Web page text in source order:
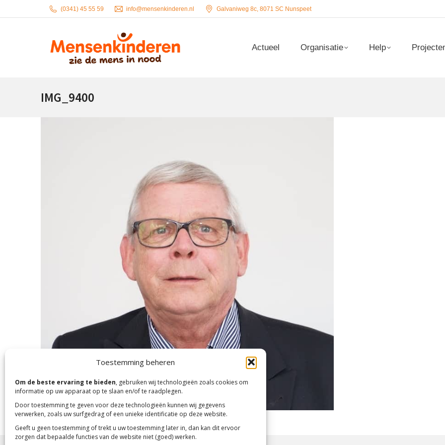
Toestemming beheren
Om de beste ervaring te bieden, gebruiken wij technologieën zoals cookies om
informatie op uw apparaat op te slaan en/of te raadplegen.
Door toestemming te geven voor deze technologieën kunnen wij gegevens
verwerken, zoals uw surfgedrag of een unieke identificatie op deze website.
Geeft u geen toestemming of trekt u uw toestemming later in, dan kan dit ervoor
zorgen dat bepaalde functies van de website niet (goed) werken.
(0341) 45 55 59 info@mensenkinderen.nl Galvaniweg 8c, 8071 SC Nunspeet
Actueel Organisatie Help
IMG_9400
Actueel Organisatie Help